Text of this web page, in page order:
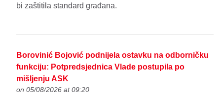
bi zaštitila standard građana.
Borovinić Bojović podnijela ostavku na odborničku
funkciju: Potpredsjednica Vlade postupila po
mišljenju ASK
on 05/08/2026 at 09:20